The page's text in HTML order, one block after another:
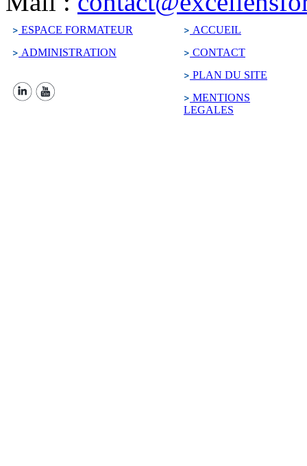
ESPACE FORMATEUR
ACCUEIL
ADMINISTRATION
CONTACT
PLAN DU SITE
MENTIONS
LEGALES